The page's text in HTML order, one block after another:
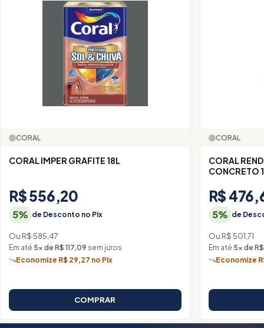
CORAL
CORAL IMPER GRAFITE 18L
R$ 556,20
5% de Desconto no Pix
Ou R$ 585,47
Em até 5× de R$ 117,09 sem juros
Economize R$ 29,27 no Pix
COMPRAR
CORAL
CORAL
CONCRETO
R$
5% de
Ou R$ 501,71
Em até 5× de
Economize